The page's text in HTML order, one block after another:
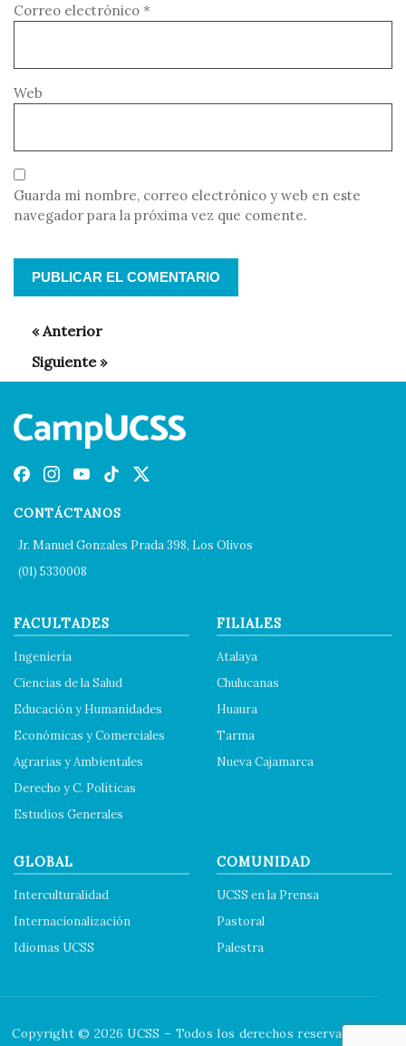
Correo electrónico *
Web
Guarda mi nombre, correo electrónico y web en este
navegador para la próxima vez que comente.
CONTÁCTANOS
Jr. Manuel Gonzales Prada 398, Los Olivos
(01) 5330008
FACULTADES
Ingeniería
Ciencias de la Salud
Educación y Humanidades
Económicas y Comerciales
Agrarias y Ambientales
Derecho y C. Políticas
Estudios Generales
FILIALES
Atalaya
Chulucanas
Huaura
Tarma
Nueva Cajamarca
GLOBAL
Interculturalidad
Internacionalización
Idiomas UCSS
COMUNIDAD
UCSS en la Prensa
Pastoral
Palestra
Copyright © 2026 UCSS – Todos los derechos reservados.